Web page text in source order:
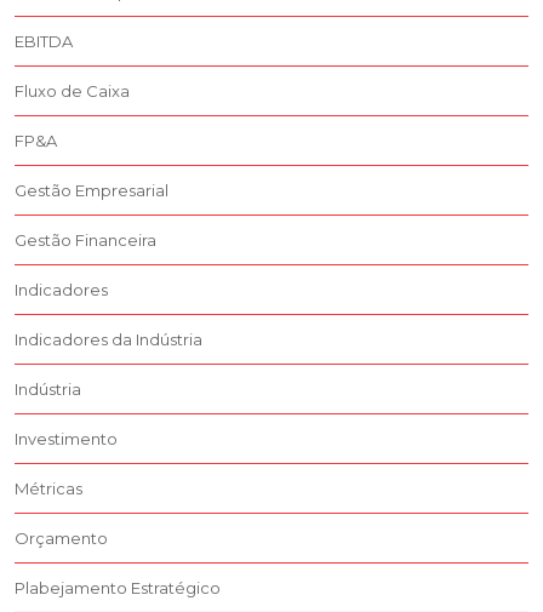
EBITDA
Fluxo de Caixa
FP&A
Gestão Empresarial
Gestão Financeira
Indicadores
Indicadores da Indústria
Indústria
Investimento
Métricas
Orçamento
Plabejamento Estratégico